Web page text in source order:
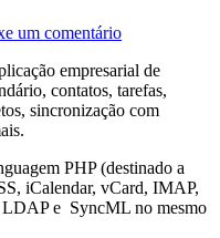
um comentário
empresarial de
contatos, tarefas,
sincronização com
PHP (destinado a
iCalendar, vCard, IMAP,
e SyncML no mesmo